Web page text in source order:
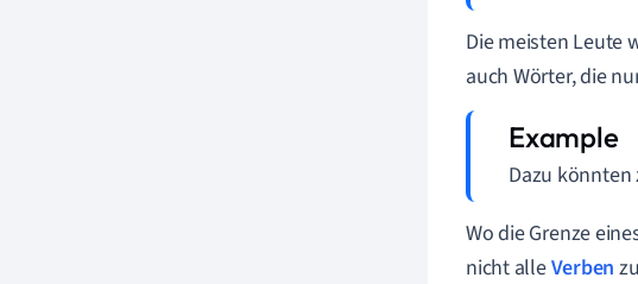
Die meisten Leute
auch Wörter, die
Dazu
Wo die Grenze
nicht alleVerben